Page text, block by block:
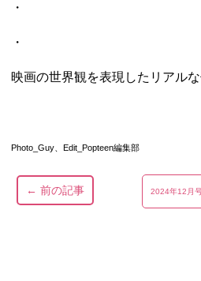
・
・
映画の世界観を表現したリアルな
Photo_Guy、Edit_Popteen編集部
← 前の記事 2024年12月